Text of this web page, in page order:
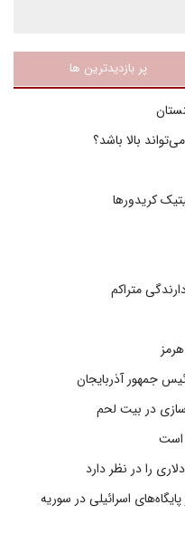
پر بازدیدترین ها
بالا باشد؟
کریدورها
متراکم
جمهور آذربایجان
در بیت‌ لحم
است
اسرائیلی در سوریه